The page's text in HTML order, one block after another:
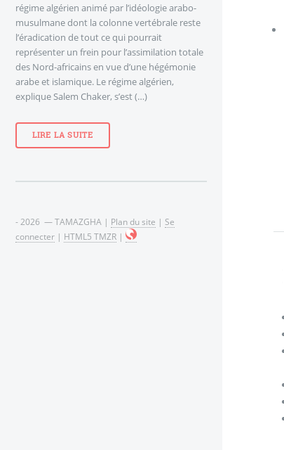
régime algérien animé par l’idéologie arabo-
musulmane dont la colonne vertébrale reste
l’éradication de tout ce qui pourrait
représenter un frein pour l’assimilation totale
des Nord-africains en vue d’une hégémonie
arabe et islamique. Le régime algérien,
explique Salem Chaker, s’est (…)
LIRE LA SUITE
- 2026 — TAMAZGHA | Plan du site | Se
connecter | HTML5 TMZR |